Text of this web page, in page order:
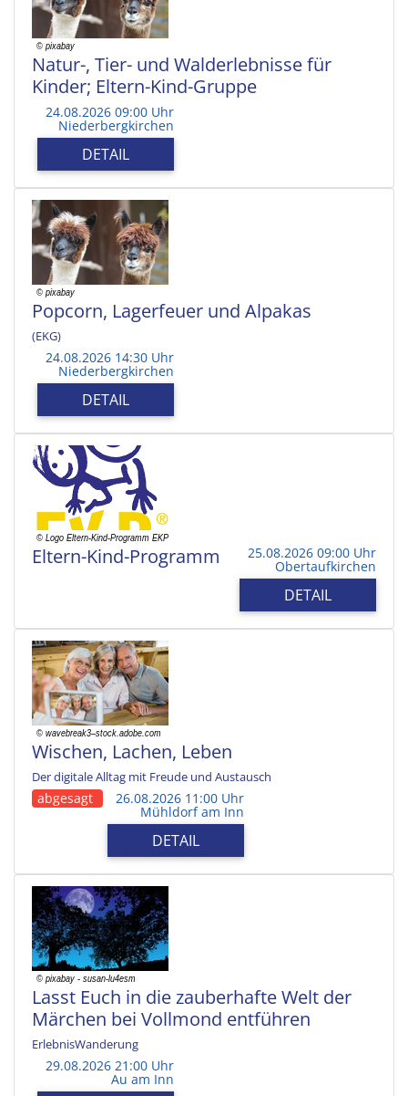
Natur-, Tier- und Walderlebnisse für
Kinder; Eltern-Kind-Gruppe
24.08.2026 09:00 Uhr
Niederbergkirchen
DETAIL
Popcorn, Lagerfeuer und Alpakas
(EKG)
24.08.2026 14:30 Uhr
Niederbergkirchen
DETAIL
Eltern-Kind-Programm 25.08.2026 09:00 Uhr
Obertaufkirchen
DETAIL
Wischen, Lachen, Leben
Der digitale Alltag mit Freude und Austausch
abgesagt 26.08.2026 11:00 Uhr
Mühldorf am Inn
DETAIL
Lasst Euch in die zauberhafte Welt der
Märchen bei Vollmond entführen
ErlebnisWanderung
29.08.2026 21:00 Uhr
Au am Inn